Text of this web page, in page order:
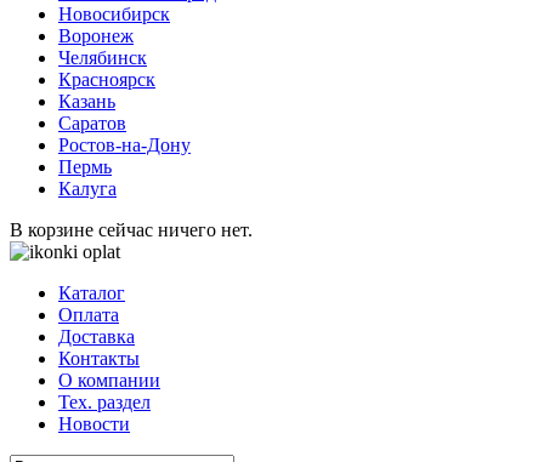
Новосибирск
Воронеж
Челябинск
Красноярск
Казань
Саратов
Ростов-на-Дону
Пермь
Калуга
В корзине сейчас ничего нет.
Каталог
Оплата
Доставка
Контакты
О компании
Тех. раздел
Новости